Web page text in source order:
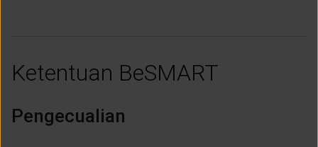
Ketentuan BeSMART
Pengecualian